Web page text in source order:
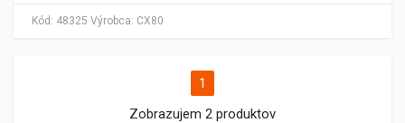
Kód: 48325 Výrobca: CX80
1
Zobrazujem 2 produktov